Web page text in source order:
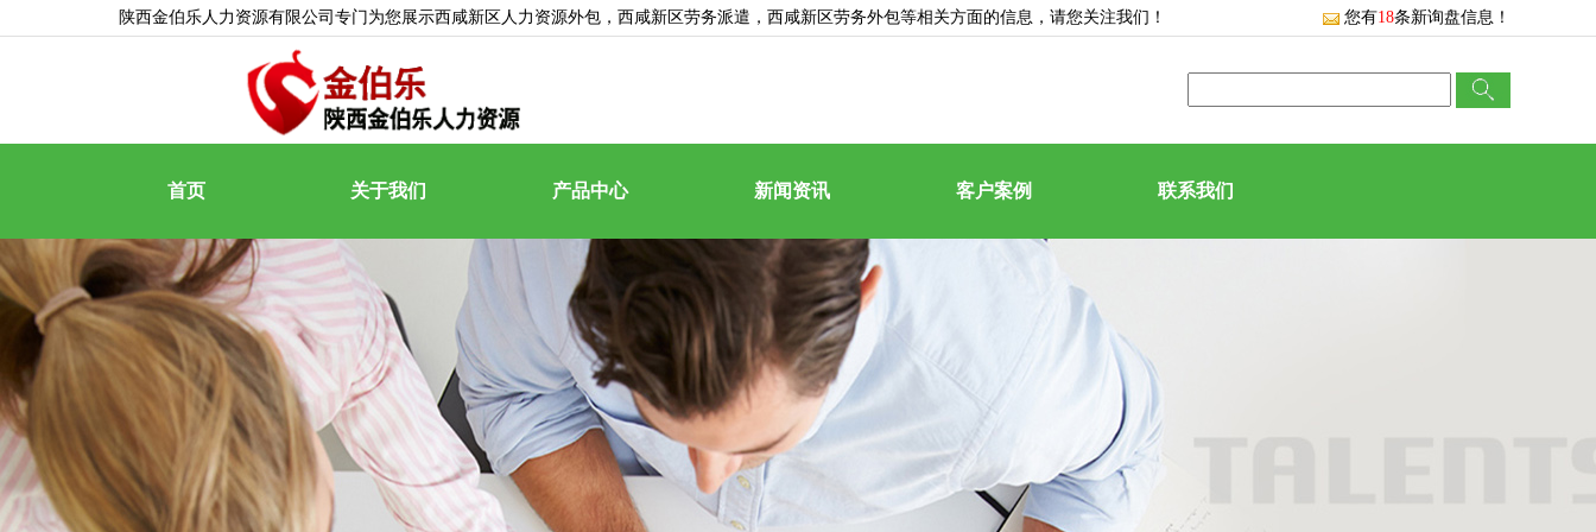
陕西金伯乐人力资源有限公司专门为您展示西咸新区人力资源外包 ，西咸新区劳务派遣，西咸新区劳务外包等相关方面的信息，请您关注我们！ 您有18条新询盘信息！
首页 关于我们 产品中心 新闻资讯 客户案例 联系我们